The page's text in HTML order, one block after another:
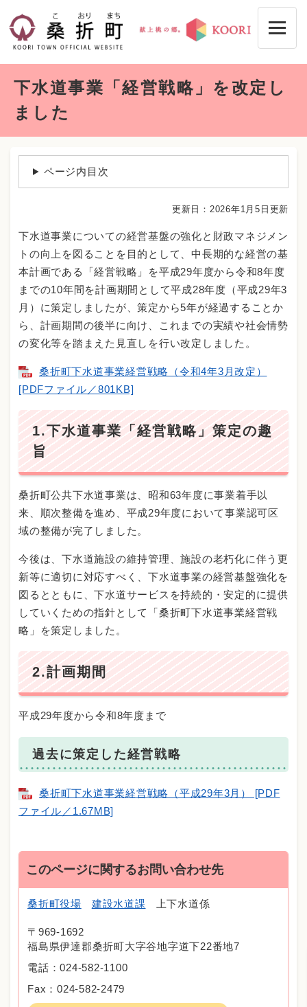
先
下水道事業「経営戦略」を改定し
ました
ページ内目次
更新日：2026年1月5日更新
下水道事業についての経営基盤の強化と財政マネジメン
トの向上を図ることを目的として、中長期的な経営の基
本計画である「経営戦略」を平成29年度から令和8年度
までの10年間を計画期間として平成28年度（平成29年3
月）に策定しましたが、策定から5年が経過することか
ら、計画期間の後半に向け、これまでの実績や社会情勢
の変化等を踏まえた見直しを行い改定しました。
桑折町下水道事業経営戦略（令和4年3月改定）
[PDFファイル／801KB]
1.下水道事業「経営戦略」策定の趣
旨
桑折町公共下水道事業は、昭和63年度に事業着手以
来、順次整備を進め、平成29年度において事業認可区
域の整備が完了しました。
今後は、下水道施設の維持管理、施設の老朽化に伴う更
新等に適切に対応すべく、下水道事業の経営基盤強化を
図るとともに、下水道サービスを持続的・安定的に提供
していくための指針として「桑折町下水道事業経営戦
略」を策定しました。
2.計画期間
平成29年度から令和8年度まで
過去に策定した経営戦略
桑折町下水道事業経営戦略（平成29年3月） [PDF
ファイル／1.67MB]
このページに関するお問い合わせ先
桑折町役場 建設水道課 上下水道係
〒969-1692
福島県伊達郡桑折町大字谷地字道下22番地7
電話：024-582-1100
Fax：024-582-2479